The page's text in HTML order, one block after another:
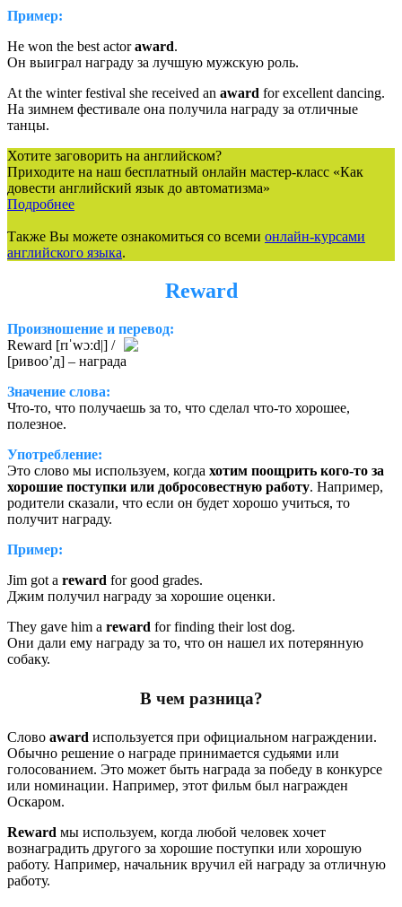
Пример:
He won the best actoraward.
Он выиграл награду за лучшую мужскую роль.
At the winter festival she received an award for excellent dancing.
На зимнем фестивале она получила награду за отличные
танцы.
Хотите заговорить на английском?
Приходите на наш бесплатный онлайн мастер-класс «Как
довести английский язык до автоматизма»
Подробнее
Также Вы можете ознакомиться со всеми онлайн-курсами
английского языка.
Reward
Произношение и перевод:
Reward [rɪˈwɔːd|] /
[ривоо’д] – награда
Значение слова:
Что-то, что получаешь за то, что сделал что-то хорошее,
полезное.
Употребление:
Это слово мы используем, когда хотим поощрить кого-то за
хорошие поступки или добросовестную работу. Например,
родители сказали, что если он будет хорошо учиться, то
получит награду.
Пример:
Jim got a reward for good grades.
Джим получил награду за хорошие оценки.
They gave him a reward for finding their lost dog.
Они дали ему награду за то, что он нашел их потерянную
собаку.
В чем разница?
Слово award используется при официальном награждении.
Обычно решение о награде принимается судьями или
голосованием. Это может быть награда за победу в конкурсе
или номинации. Например, этот фильм был награжден
Оскаром.
Reward мы используем, когда любой человек хочет
вознаградить другого за хорошие поступки или хорошую
работу. Например, начальник вручил ей награду за отличную
работу.